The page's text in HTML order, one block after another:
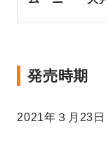
発売時期
2021年３月23日